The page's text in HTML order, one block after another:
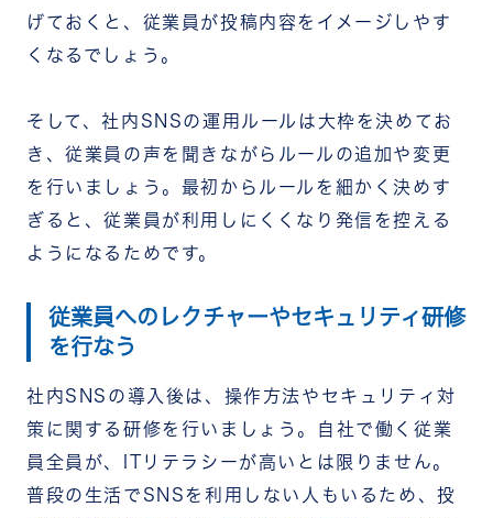
げておくと、従業員が投稿内容をイメージしやす
くなるでしょう。
そして、社内SNSの運用ルールは大枠を決めてお
き、従業員の声を聞きながらルールの追加や変更
を行いましょう。最初からルールを細かく決めす
ぎると、従業員が利用しにくくなり発信を控える
ようになるためです。
従業員へのレクチャーやセキュリティ研修
を行なう
社内SNSの導入後は、操作方法やセキュリティ対
策に関する研修を行いましょう。自社で働く従業
員全員が、ITリテラシーが高いとは限りません。
普段の生活でSNSを利用しない人もいるため、投